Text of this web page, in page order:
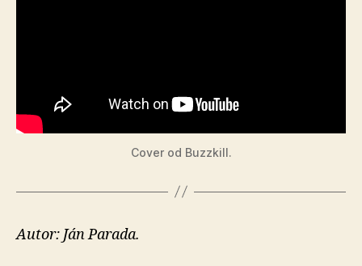
Cover od Buzzkill.
Autor: Ján Parada.